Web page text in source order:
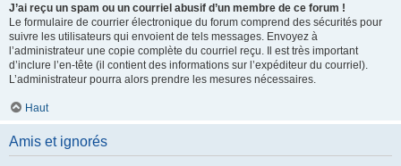
J’ai reçu un spam ou un courriel abusif d’un membre de ce forum !
Le formulaire de courrier électronique du forum comprend des sécurités pour
suivre les utilisateurs qui envoient de tels messages. Envoyez à
l’administrateur une copie complète du courriel reçu. Il est très important
d’inclure l’en-tête (il contient des informations sur l’expéditeur du courriel).
L’administrateur pourra alors prendre les mesures nécessaires.
Haut
Amis et ignorés